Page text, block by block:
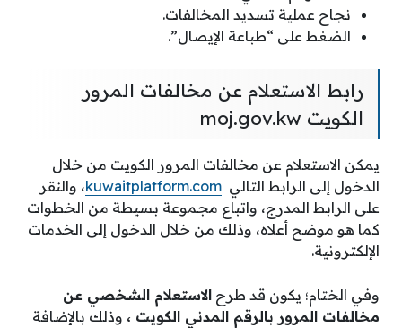
نجاح عملية تسديد المخالفات.
الضغط على “طباعة الإيصال”.
رابط الاستعلام عن مخالفات المرور
الكويت moj.gov.kw
يمكن الاستعلام عن مخالفات المرور الكويت من خلال
الدخول إلى الرابط التالي kuwaitplatform.com، والنقر
على الرابط المدرج، واتباع مجموعة بسيطة من الخطوات
كما هو موضح أعلاه، وذلك من خلال الدخول إلى الخدمات
الإلكترونية.
وفي الختام؛ يكون قد طرح الاستعلام الشخصي عن
مخالفات المرور بالرقم المدني الكويت ، وذلك بالإضافة